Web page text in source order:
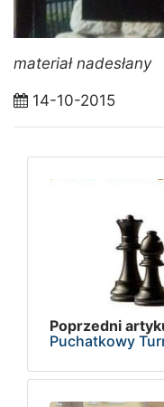
materiał nadesłany
14-10-2015
Poprzedni
Puchatkowy